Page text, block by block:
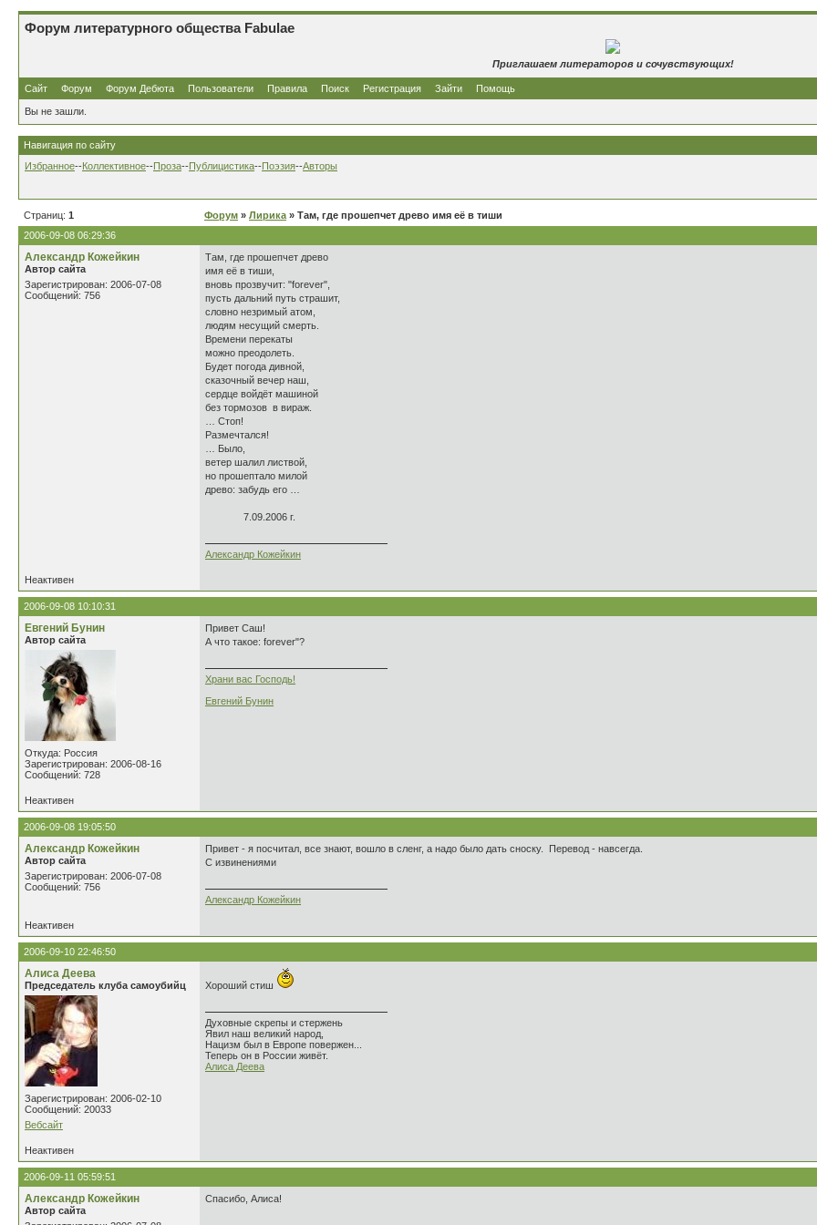
Форум литературного общества Fabulae
Приглашаем литераторов и сочувствующих!
Сайт Форум Форум Дебюта Пользователи Правила Поиск Регистрация Зайти Помощь
Вы не зашли.
Навигация по сайту
Избранное--Коллективное--Проза--Публицистика--Поэзия--Авторы
Страниц: 1 Форум » Лирика » Там, где прошепчет древо имя её в тиши
2006-09-08 06:29:36
Александр Кожейкин
Автор сайта
Зарегистрирован: 2006-07-08
Сообщений: 756
Там, где прошепчет древо
имя её в тиши,
вновь прозвучит: "forever",
пусть дальний путь страшит,
словно незримый атом,
людям несущий смерть.
Времени перекаты
можно преодолеть.
Будет погода дивной,
сказочный вечер наш,
сердце войдёт машиной
без тормозов в вираж.
… Стоп!
Размечтался!
… Было,
ветер шалил листвой,
но прошептало милой
древо: забудь его …
7.09.2006 г.
Александр Кожейкин
Неактивен
2006-09-08 10:10:31
Евгений Бунин
Автор сайта
Откуда: Россия
Зарегистрирован: 2006-08-16
Сообщений: 728
Привет Саш!
А что такое: forever"?
Храни вас Господь!
Евгений Бунин
Неактивен
2006-09-08 19:05:50
Александр Кожейкин
Автор сайта
Зарегистрирован: 2006-07-08
Сообщений: 756
Привет - я посчитал, все знают, вошло в сленг, а надо было дать сноску. Перевод - навсегда.
С извинениями
Александр Кожейкин
Неактивен
2006-09-10 22:46:50
Алиса Деева
Председатель клуба самоубийц
Зарегистрирован: 2006-02-10
Сообщений: 20033
Вебсайт
Хороший стиш
Духовные скрепы и стержень
Явил наш великий народ,
Нацизм был в Европе повержен...
Теперь он в России живёт.
Алиса Деева
Неактивен
2006-09-11 05:59:51
Александр Кожейкин
Автор сайта
Cпасибо, Алиса!